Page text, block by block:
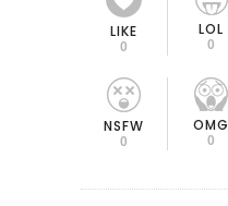
LIKE
0
LOL
0
NSFW
0
OMG
0